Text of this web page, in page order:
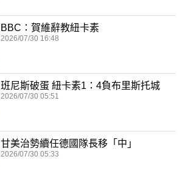
BBC：賀維辭教紐卡素
2026/07/30 16:48
班尼斯破蛋 紐卡素1：4負布里斯托城
2026/07/30 05:51
甘美治勢續任德國隊長移「中」
2026/07/30 05:33